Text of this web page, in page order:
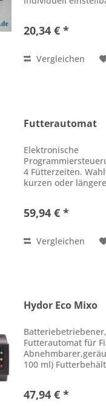
Luftpumpe kein
Lieferumfang
20,34 € *
Vergleichen
Futterautomat
Elektronische
4 Fütterzeiten.
kurzen oder
Uhrzeit. Das aktiv
trockenes Futter...
59,94 € *
Vergleichen
Hydor Eco Mixo
Futterautomat für
100 ml)
(10 Stufen). Spezieller
47,94 € *